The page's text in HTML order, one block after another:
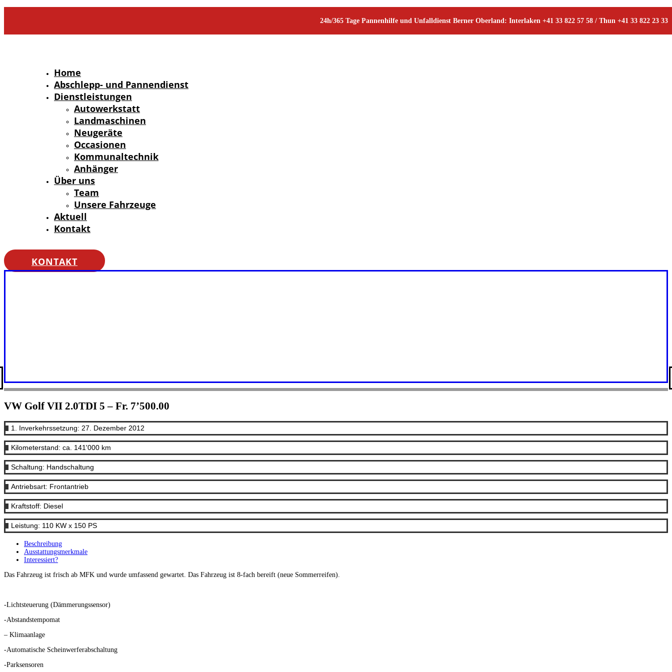
24h/365 Tage Pannenhilfe und Unfalldienst Berner Oberland: Interlaken +41 33 822 57 58 / Thun +41 33 822 23 33
Home
Abschlepp- und Pannendienst
Dienstleistungen
Autowerkstatt
Landmaschinen
Neugeräte
Occasionen
Kommunaltechnik
Anhänger
Über uns
Team
Unsere Fahrzeuge
Aktuell
Kontakt
KONTAKT
VW Golf VII 2.0TDI 5 – Fr. 7’500.00
1. Inverkehrssetzung: 27. Dezember 2012
Kilometerstand: ca. 141'000 km
Schaltung: Handschaltung
Antriebsart: Frontantrieb
Kraftstoff: Diesel
Leistung: 110 KW x 150 PS
Beschreibung
Ausstattungsmerkmale
Interessiert?
Das Fahrzeug ist frisch ab MFK und wurde umfassend gewartet. Das Fahrzeug ist 8-fach bereift (neue Sommerreifen).
-Lichtsteuerung (Dämmerungssensor)
-Abstandstempomat
– Klimaanlage
-Automatische Scheinwerferabschaltung
-Parksensoren